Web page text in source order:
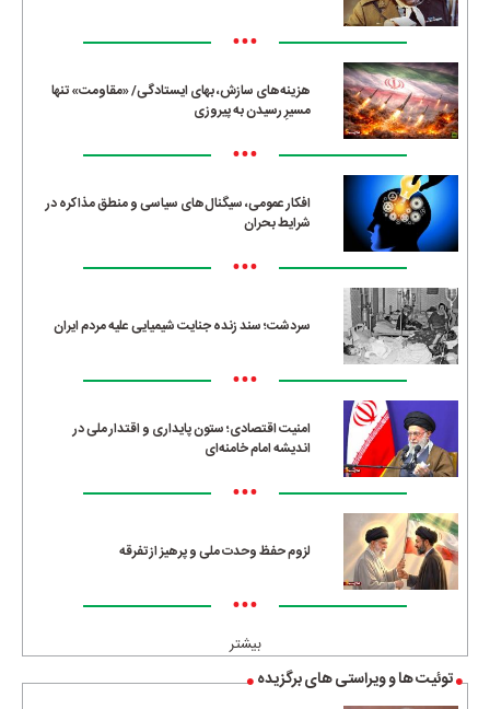
•••
هزینه‌های سازش، بهای ایستادگی/ «مقاومت» تنها
مسیرِ رسیدن به پیروزی
•••
افکار عمومی، سیگنال‌های سیاسی و منطق مذاکره در
شرایط بحران
•••
سردشت؛ سند زنده جنایت شیمیایی علیه مردم ایران
•••
امنیت اقتصادی؛ ستون پایداری و اقتدار ملی در
اندیشه امام خامنه‌ای
•••
لزوم حفظ وحدت ملی و پرهیز از تفرقه
•••
بیشتر
توئیت ها و ویراستی های برگزیده